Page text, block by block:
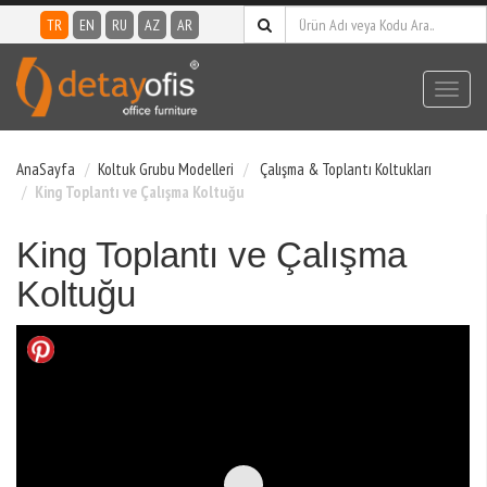
TR EN RU AZ AR
AnaSayfa Koltuk Grubu Modelleri
Çalışma & Toplantı Koltukları
King Toplantı ve Çalışma Koltuğu
King Toplantı ve Çalışma
Koltuğu